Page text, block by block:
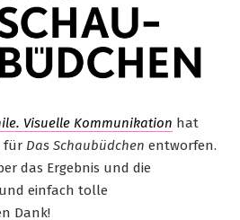
Visuelle Kommunikation hat
für Das Schaubüdchen entworfen.
das Ergebnis und die
einfach tolle
Dank!